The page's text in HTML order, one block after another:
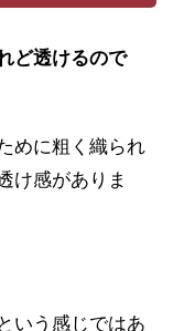
ど透けるので
めに粗く織られ
け感がありま
いう感じではあ